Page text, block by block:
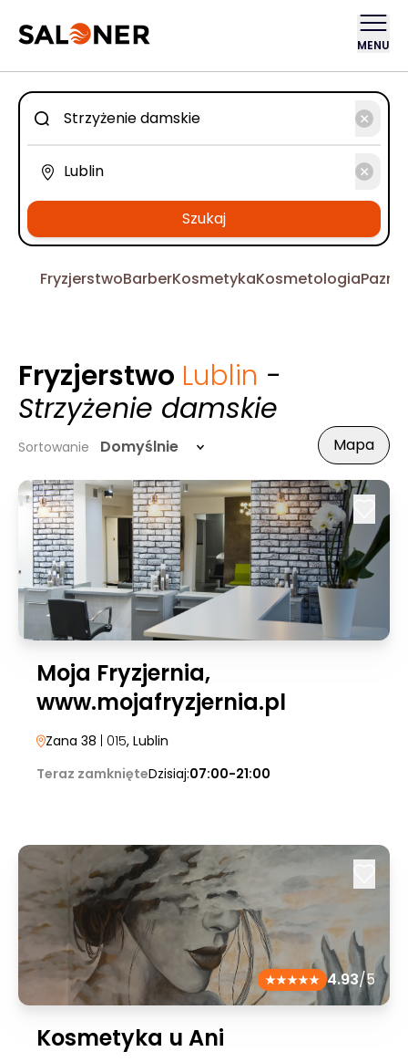
MENU
Szukaj
FryzjerstwoBarberKosmetykaKosmetologia
Fryzjerstwo Lublin -
Strzyżenie damskie
Sortowanie Domyślnie Mapa
Moja Fryzjernia,
www.mojafryzjernia.pl
Zana 38 | 015, Lublin
Teraz zamknięteDzisiaj:07:00-21:00
4.93/5
Kosmetyka u Ani